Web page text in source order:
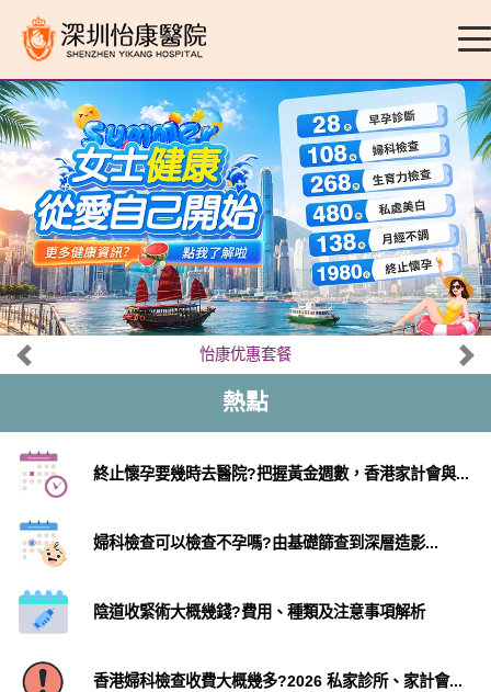
怡康优惠套餐
熱點
終止懷孕要幾時去醫院?把握黃金週數，香港家計會與...
婦科檢查可以檢查不孕嗎?由基礎篩查到深層造影...
陰道收緊術大概幾錢?費用、種類及注意事項解析
香港婦科檢查收費大概幾多?2026 私家診所、家計會...